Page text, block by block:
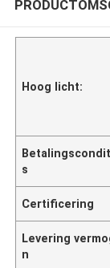
Hoog licht:
s
Certificering
Levering
n